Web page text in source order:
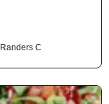
Randers C